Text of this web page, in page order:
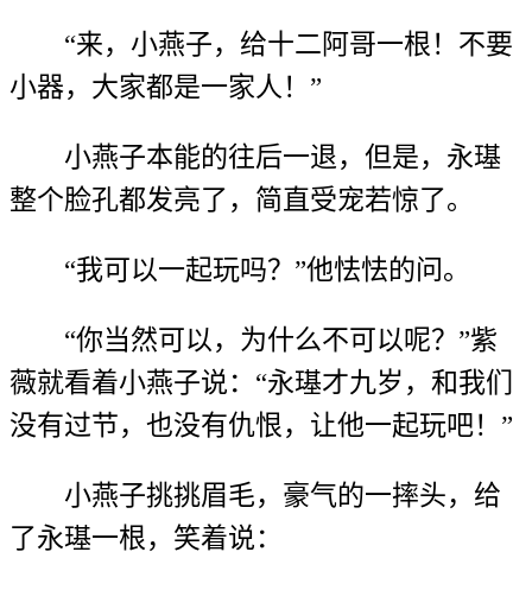
“来，小燕子，给十二阿哥一根！不要
小器，大家都是一家人！”
小燕子本能的往后一退，但是，永璂
整个脸孔都发亮了，简直受宠若惊了。
“我可以一起玩吗？”他怯怯的问。
“你当然可以，为什么不可以呢？”紫
薇就看着小燕子说：“永璂才九岁，和我们
没有过节，也没有仇恨，让他一起玩吧！”
小燕子挑挑眉毛，豪气的一摔头，给
了永璂一根，笑着说：